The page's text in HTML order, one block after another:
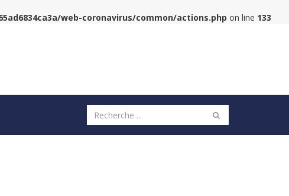
web-coronavirus/common/actions.php on line 133